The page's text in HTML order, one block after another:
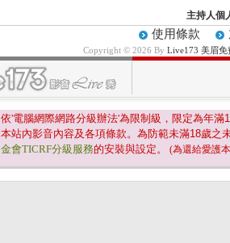
主持人個
使用條款
Copyright © 2026 By Live173 美眉
依'電腦網際網路分級辦法'為限制級，限定為年滿
本站內影音內容及各項條款。為防範未滿18歲之
金會TICRF分級服務的安裝與設定。 (為還給愛護